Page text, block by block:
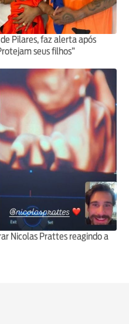
Pilares, faz alerta após
seus filhos”
Nicolas Prattes reagindo a